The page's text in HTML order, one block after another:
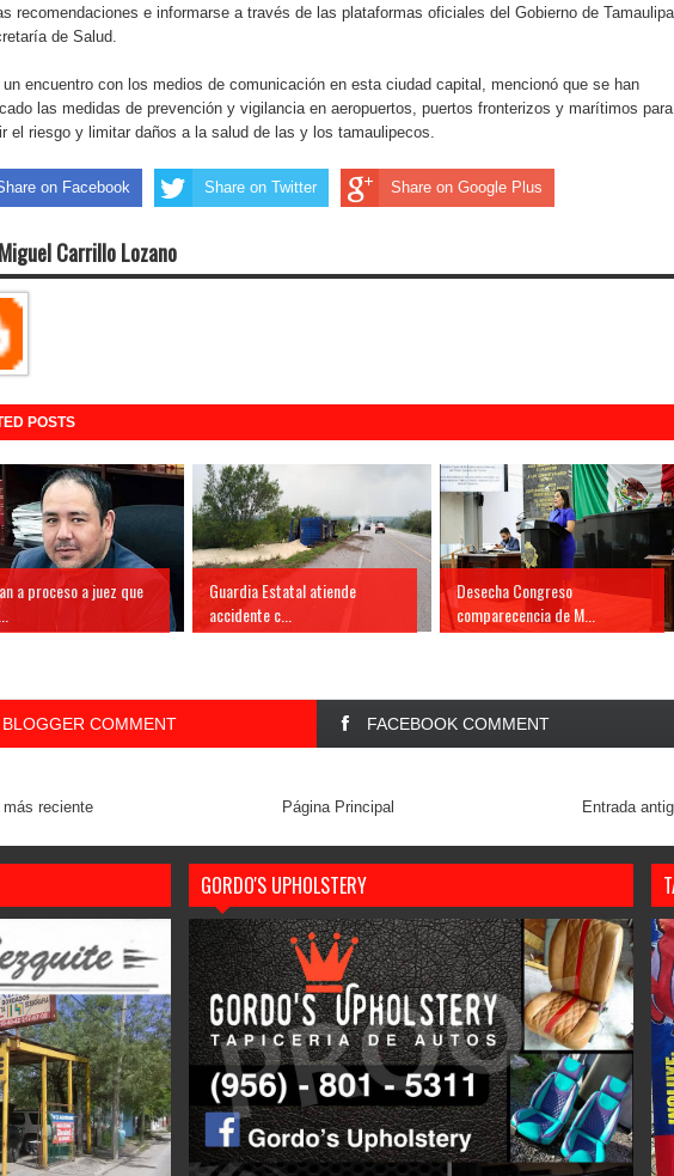
recomendaciones e informarse a través de las plataformas oficiales del Gobierno de
de Salud.
un encuentro con los medios de comunicación en esta ciudad capital, mencionó que se han
las medidas de prevención y vigilancia en aeropuertos, puertos fronterizos y marítimos para
el riesgo y limitar daños a la salud de las y los tamaulipecos.
on Facebook Share on Twitter Share on Google Plus
Carrillo Lozano
POSTS
a proceso a juez que
Guardia Estatal atiende
accidente c...
Desecha Congreso
comparecencia de M...
BLOGGER COMMENT FACEBOOK COMMENT
más reciente Entrada
Página Principal
GORDO'S UPHOLSTERY